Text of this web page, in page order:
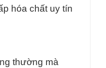
hóa chất uy tín
thường mà